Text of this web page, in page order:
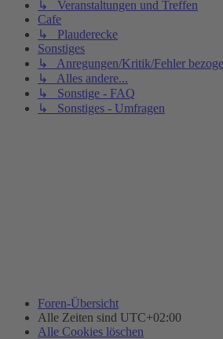
↳ Veranstaltungen und Treffen
Cafe
↳ Plauderecke
Sonstiges
↳ Anregungen/Kritik/Fehler
↳ Alles andere...
↳ Sonstige - FAQ
↳ Sonstiges - Umfragen
Foren-Übersicht
Alle Zeiten sind UTC+02:00
Alle Cookies löschen